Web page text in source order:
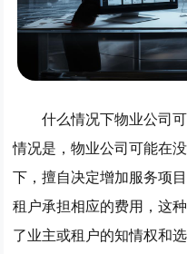
什么情况下物业公司
情况是，物业公司可能在
下，擅自决定增加服务项
租户承担相应的费用，这
了业主或租户的知情权和选